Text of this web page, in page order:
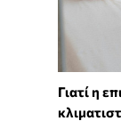
Γιατί η